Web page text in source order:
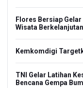
Flores Bersiap
Wisata Berkelanjutan
Kemkomdigi
TNI Gelar Latihan
Bencana Gempa